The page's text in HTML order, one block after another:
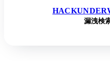
漏洩検